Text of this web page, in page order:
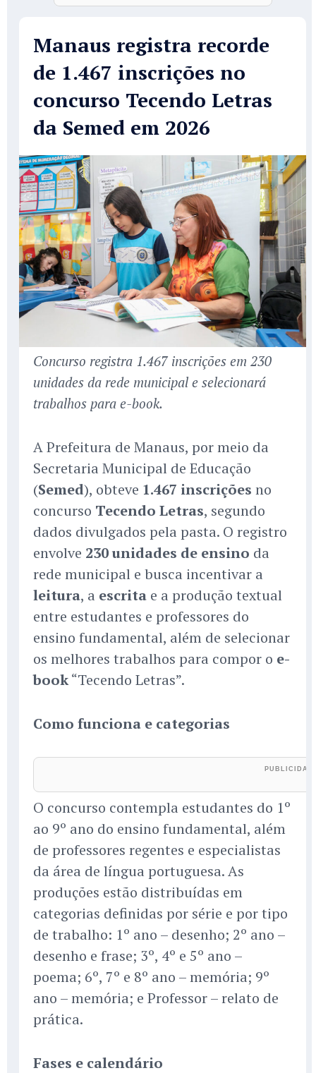
Manaus registra recorde
de 1.467 inscrições no
concurso Tecendo Letras
da Semed em 2026
Concurso registra 1.467 inscrições em 230
unidades da rede municipal e selecionará
trabalhos para e-book.
A Prefeitura de Manaus, por meio da
Secretaria Municipal de Educação
(Semed), obteve 1.467 inscrições no
concurso Tecendo Letras, segundo
dados divulgados pela pasta. O registro
envolve 230 unidades de ensino da
rede municipal e busca incentivar a
leitura, a escrita e a produção textual
entre estudantes e professores do
ensino fundamental, além de selecionar
os melhores trabalhos para compor o e-
book“Tecendo Letras”.
Como funciona e categorias
O concurso contempla estudantes do 1º
ao 9º ano do ensino fundamental, além
de professores regentes e especialistas
da área de língua portuguesa. As
produções estão distribuídas em
categorias definidas por série e por tipo
de trabalho: 1º ano – desenho; 2º ano –
desenho e frase; 3º, 4º e 5º ano –
poema; 6º, 7º e 8º ano – memória; 9º
ano – memória; e Professor – relato de
prática.
Fases e calendário